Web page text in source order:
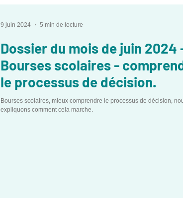
Dossier du mois de juin 2024
Bourses scolaires -
le processus de décision.
Bourses scolaires, mieux comprendre le processus de décision,
expliquons comment cela marche.
9 juin 2024 5 min de lecture